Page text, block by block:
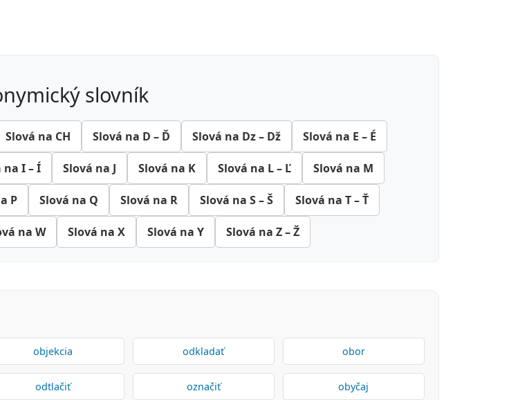
slovník
Slová na CH Slová na D – Ď Slová na Dz – Dž Slová na E – É
na I – Í Slová na J Slová na K Slová na L – Ľ Slová na M
P Slová na Q Slová na R Slová na S – Š Slová na T – Ť
na W Slová na X Slová na Y Slová na Z – Ž
objekcia odkladať obor
odtlačiť označiť obyčaj